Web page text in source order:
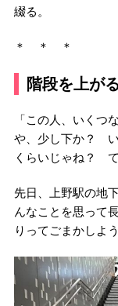
綴る。
＊ ＊ ＊
階段を上が
「この人、いく
や、少し下か？ い
くらいじゃね？ て
先日、上野駅の地
んなことを思って
りってごまかしよ